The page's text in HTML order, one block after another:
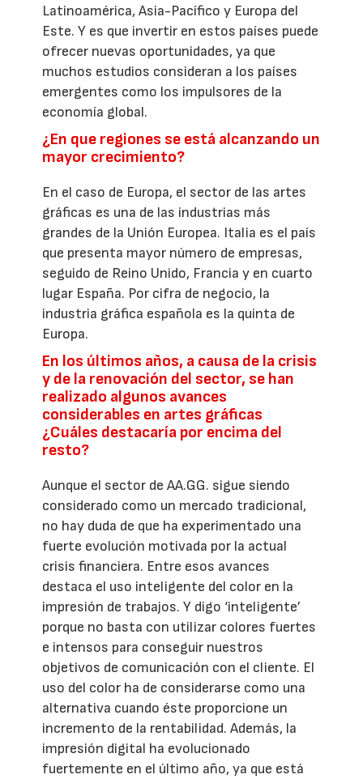
Latinoamérica, Asia-Pacífico y Europa del
Este. Y es que invertir en estos países puede
ofrecer nuevas oportunidades, ya que
muchos estudios consideran a los países
emergentes como los impulsores de la
economía global.
¿En que regiones se está alcanzando un
mayor crecimiento?
En el caso de Europa, el sector de las artes
gráficas es una de las industrias más
grandes de la Unión Europea. Italia es el país
que presenta mayor número de empresas,
seguido de Reino Unido, Francia y en cuarto
lugar España. Por cifra de negocio, la
industria gráfica española es la quinta de
Europa.
En los últimos años, a causa de la crisis
y de la renovación del sector, se han
realizado algunos avances
considerables en artes gráficas
¿Cuáles destacaría por encima del
resto?
Aunque el sector de AA.GG. sigue siendo
considerado como un mercado tradicional,
no hay duda de que ha experimentado una
fuerte evolución motivada por la actual
crisis financiera. Entre esos avances
destaca el uso inteligente del color en la
impresión de trabajos. Y digo ‘inteligente’
porque no basta con utilizar colores fuertes
e intensos para conseguir nuestros
objetivos de comunicación con el cliente. El
uso del color ha de considerarse como una
alternativa cuando éste proporcione un
incremento de la rentabilidad. Además, la
impresión digital ha evolucionado
fuertemente en el último año, ya que está